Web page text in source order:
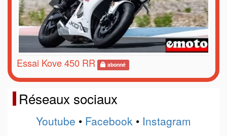
Essai Kove 450 RR abonné
Réseaux sociaux
Youtube • Facebook • Instagram